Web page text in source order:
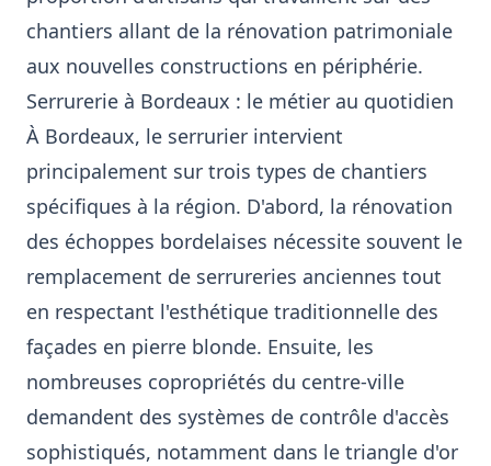
chantiers allant de la rénovation patrimoniale
aux nouvelles constructions en périphérie.
Serrurerie à Bordeaux : le métier au quotidien
À Bordeaux, le serrurier intervient
principalement sur trois types de chantiers
spécifiques à la région. D'abord, la rénovation
des échoppes bordelaises nécessite souvent le
remplacement de serrureries anciennes tout
en respectant l'esthétique traditionnelle des
façades en pierre blonde. Ensuite, les
nombreuses copropriétés du centre-ville
demandent des systèmes de contrôle d'accès
sophistiqués, notamment dans le triangle d'or